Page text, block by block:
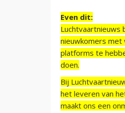
Even dit:
Luchtvaartnieuws
nieuwkomers met
platforms te
doen.
Bij
het leveren van
maakt ons een